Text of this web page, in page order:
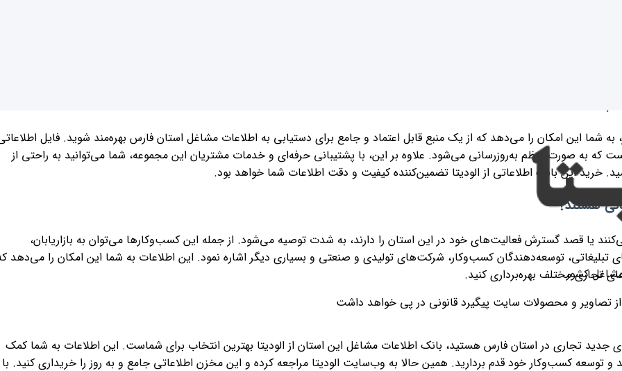
به شما این امکان را می‌دهد که از یک منبع قابل اعتماد و جامع برای دستیابی به اطلاعات مشاغل استان فارس بهره‌مند شوید. فایل
که به صورت منظم به‌روزرسانی می‌شود. علاوه بر این، با پشتیبانی حرفه‌ای و خدمات مشتریان این مجموعه، شما می‌توانید به راحتی از
خرید این بانک اطلاعاتی از الودیتا تضمین‌کننده کیفیت و دقت اطلاعات شما خواهد بود.
هستند؟
یا قصد گسترش فعالیت‌های خود در این استان را دارند، به شدت توصیه می‌شود. از جمله این کسب‌وکارها می‌توان به بازاریابان،
توسعه‌دهندگان کسب‌وکار، شرکت‌های تولیدی و صنعتی و بسیاری دیگر اشاره نمود. این اطلاعات به شما این امکان را می‌دهد
تجاری مختلف بهره‌برداری کنید.
تجاری در استان فارس هستید، بانک اطلاعات مشاغل این استان از الودیتا بهترین انتخاب برای شماست. این اطلاعات به شما کمک
و توسعه کسب‌وکار خود قدم بردارید. همین حالا به وب‌سایت الودیتا مراجعه کرده و این مخزن اطلاعاتی جامع و به روز را خریداری کنید. با
کشور
تصاویر و محصولات سایت پیگیرد قانونی در پی خواهد داشت